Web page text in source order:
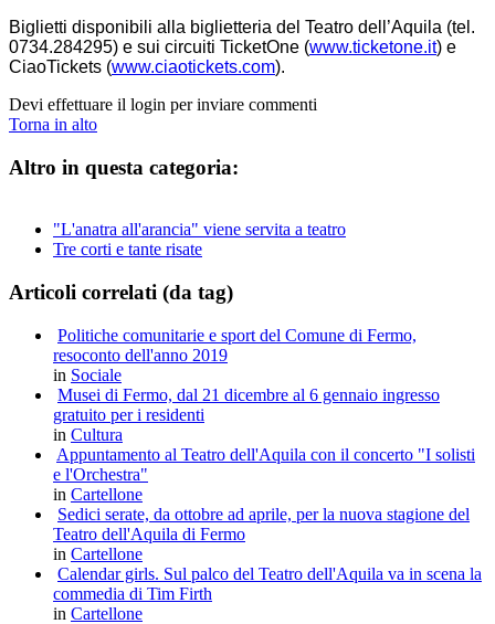
Biglietti disponibili alla biglietteria del Teatro dell’Aquila (tel.
0734.284295) e sui circuiti TicketOne (www.ticketone.it) e
CiaoTickets (www.ciaotickets.com).
Devi effettuare il login per inviare commenti
Torna in alto
Altro in questa categoria:
"L'anatra all'arancia" viene servita a teatro
Tre corti e tante risate
Articoli correlati (da tag)
Politiche comunitarie e sport del Comune di Fermo,
resoconto dell'anno 2019
in Sociale
Musei di Fermo, dal 21 dicembre al 6 gennaio ingresso
gratuito per i residenti
in Cultura
Appuntamento al Teatro dell'Aquila con il concerto "I solisti
e l'Orchestra"
in Cartellone
Sedici serate, da ottobre ad aprile, per la nuova stagione del
Teatro dell'Aquila di Fermo
in Cartellone
Calendar girls. Sul palco del Teatro dell'Aquila va in scena la
commedia di Tim Firth
in Cartellone